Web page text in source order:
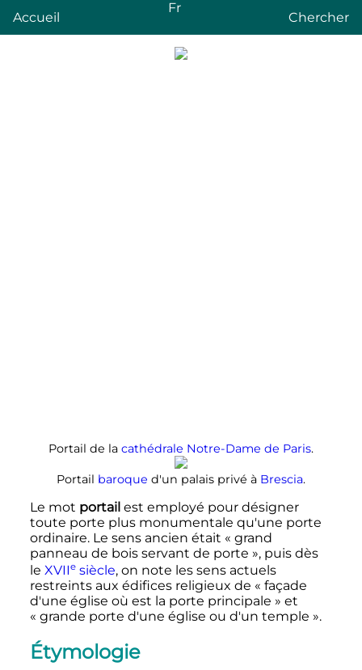
Accueil
Fr
Chercher
Portail de la cathédrale Notre-Dame de Paris.
Portail baroque d'un palais privé à Brescia.
Le mot portailest employé pour désigner
toute porte plus monumentale qu'une porte
ordinaire. Le sens ancien était « grand
panneau de bois servant de porte », puis dès
le XVIIesiècle, on note les sens actuels
restreints aux édifices religieux de « façade
d'une église où est la porte principale » et
« grande porte d'une église ou d'un temple ».
Étymologie